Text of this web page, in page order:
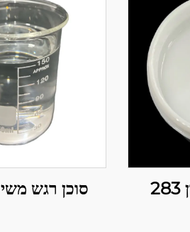
סוכן רגש משי DC0531